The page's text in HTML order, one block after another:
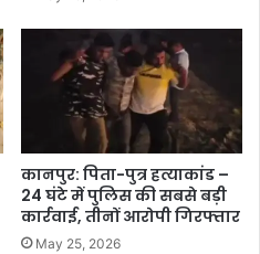
कानपुर: पिता-पुत्र हत्याकांड –
24 घंटे में पुलिस की सबसे बड़ी
कार्रवाई, तीनों आरोपी गिरफ्तार
May 25, 2026